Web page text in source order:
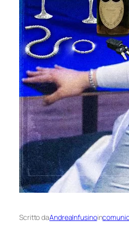
Scritto daAndreaInfusinoin